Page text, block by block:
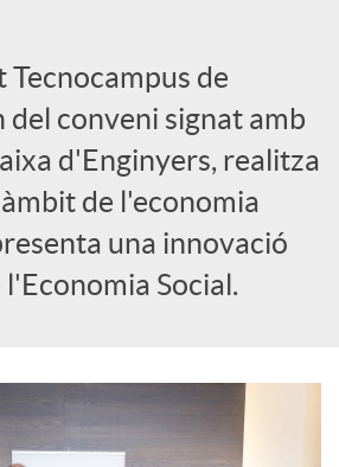
de
conveni signat amb
d'Enginyers, realitza
de l'economia
una innovació
l'Economia Social.